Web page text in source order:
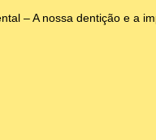
– A nossa dentição e a